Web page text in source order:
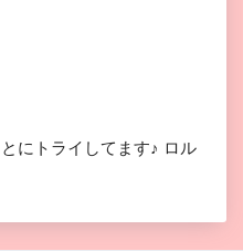
にトライしてます♪ ロル